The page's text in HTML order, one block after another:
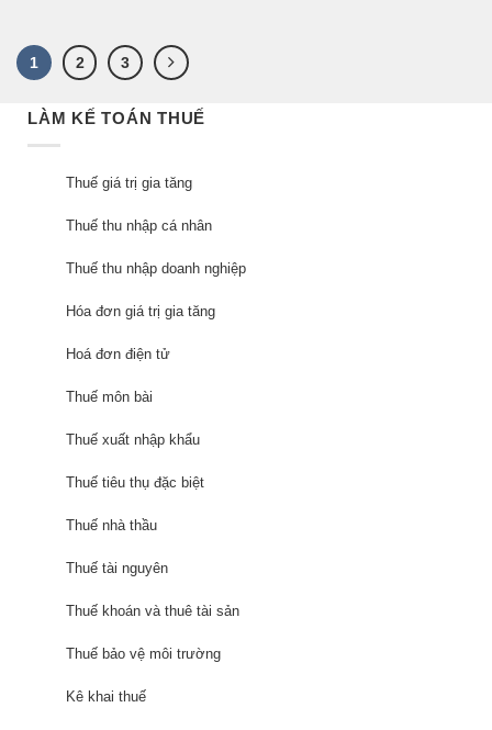
1 2 3
LÀM KẾ TOÁN THUẾ
Thuế giá trị gia tăng
Thuế thu nhập cá nhân
Thuế thu nhập doanh nghiệp
Hóa đơn giá trị gia tăng
Hoá đơn điện tử
Thuế môn bài
Thuế xuất nhập khẩu
Thuế tiêu thụ đặc biệt
Thuế nhà thầu
Thuế tài nguyên
Thuế khoán và thuê tài sản
Thuế bảo vệ môi trường
Kê khai thuế